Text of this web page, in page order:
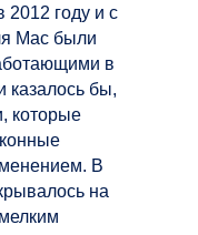
2012 году и с
Mac были
в
казалось бы,
которые
В
на